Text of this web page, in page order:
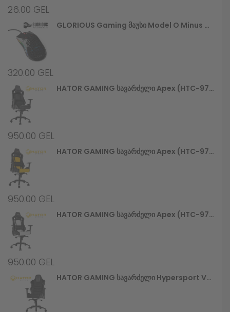
26.00 GEL
GLORIOUS Gaming Მაუსი Model O Minus Glossy, Black (GOM-GBlack)
320.00 GEL
HATOR GAMING Სავარძელი Apex (HTC-970) Alcantara Black
950.00 GEL
HATOR GAMING Სავარძელი Apex (HTC-971) Black/Yellow
950.00 GEL
HATOR GAMING Სავარძელი Apex (HTC-972) Black/White
950.00 GEL
HATOR GAMING Სავარძელი Hypersport V2 (HTC-945) Stealth